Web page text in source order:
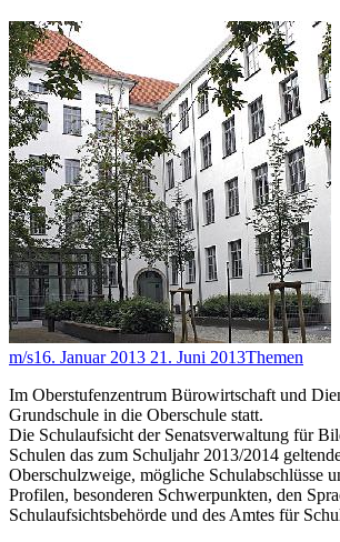
m/s16. Januar 2013 21. Juni 2013Themen
Im Oberstufenzentrum Bürowirtschaft und
Grundschule in die Oberschule statt.
Die Schulaufsicht der Senatsverwaltung für
Schulen das zum Schuljahr 2013/2014
Oberschulzweige, mögliche Schulabschlüsse
Profilen, besonderen Schwerpunkten, den
Schulaufsichtsbehörde und des Amtes für